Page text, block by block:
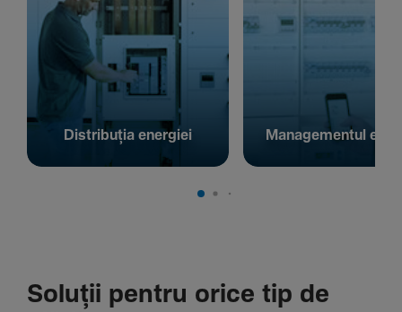
Distribuția energiei Managementul
Soluții pentru orice tip de